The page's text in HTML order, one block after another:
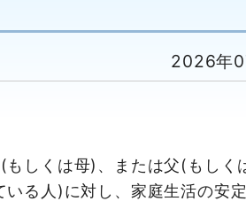
2026年
しくは母)、または父(もしく
る人)に対し、家庭生活の安